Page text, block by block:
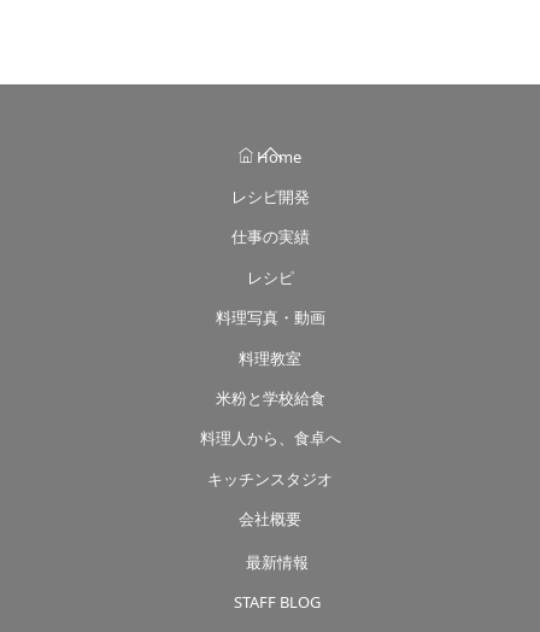
Back
Top
Home
レシピ開発
仕事の実績
レシピ
料理写真・動画
料理教室
米粉と学校給食
料理人から、食卓へ
キッチンスタジオ
会社概要
最新情報
STAFF BLOG